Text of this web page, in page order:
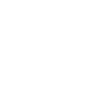
pour les artistes :
formulée et grâce à
dense elle permet de
peintures avec la
du «pour paint» et Fluid
goutte pas de la surface
atteignant lentement les